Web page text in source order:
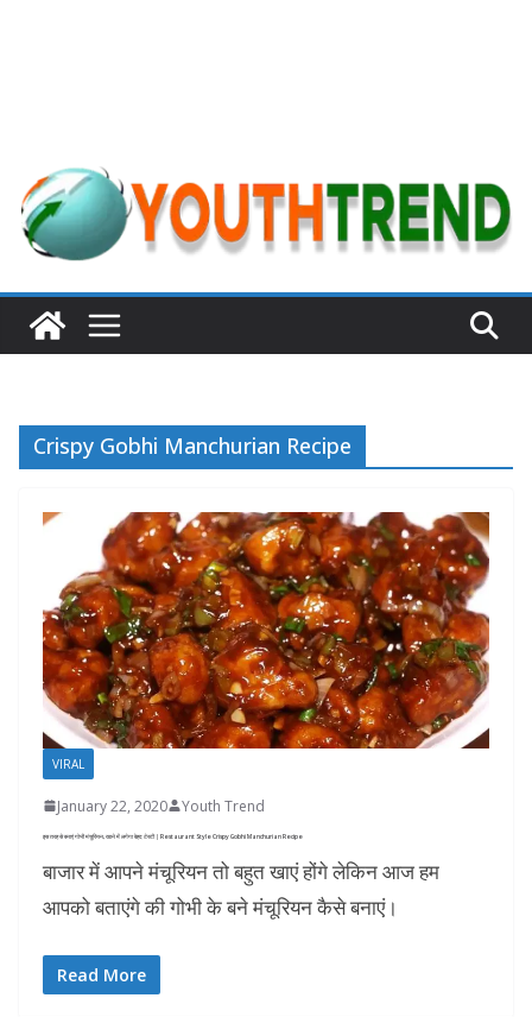
Crispy Gobhi Manchurian Recipe
VIRAL
January 22, 2020 Youth Trend
इस तरह से बनाएं गोभी मंचूरियन, खाने में लगेगा बेहद टेस्टी | Restaurant Style Crispy Gobhi Manchurian Recipe
बाजार में आपने मंचूरियन तो बहुत खाएं होंगे लेकिन आज हम
आपको बताएंगे की गोभी के बने मंचूरियन कैसे बनाएं।
Read More